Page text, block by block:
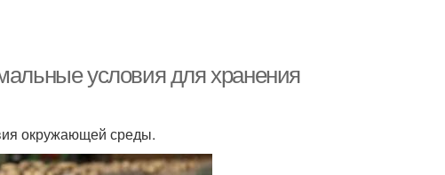
условия для хранения
окружающей среды.